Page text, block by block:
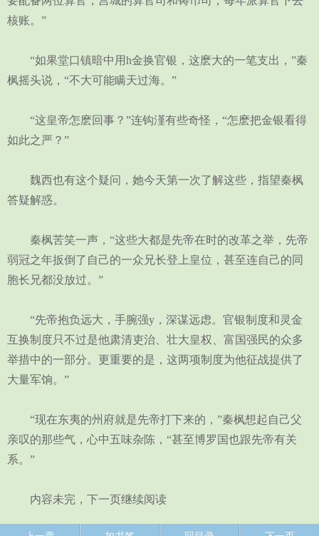
核账。”
“如果堂口镇暗中用h金换官银，这麽大的一笔支出，”秦
枫摇头说，“不大可能瞒天过海。”
“这皇帝怎麽回事？”连钩漌有些奇怪，“怎麽把金银看得
如此之严？”
魏西也有这个疑问，她今天第一次了解这些，指望秦枫
答疑解惑。
秦枫苦笑一声，“这些大都是先帝在时的改革之举，先帝
弱冠之年扳倒了自己的一众兄长登上皇位，甚至连自己的同
胞长兄都没放过。”
“先帝抱负远大，手腕强y，深谋远虑。官银制度和灵金
互换制度只不过是他肃清吏治、壮大皇权、富国强民的众多
举措中的一部分。更重要的是，这两项制度为他征战提供了
大量军饷。”
“现在东夷的州府就是先帝打下来的，”秦枫想起自己父
亲叹的那些气，心中五味杂陈，“甚至博罗国也跟先帝有关
系。”
内容未完，下一页继续阅读